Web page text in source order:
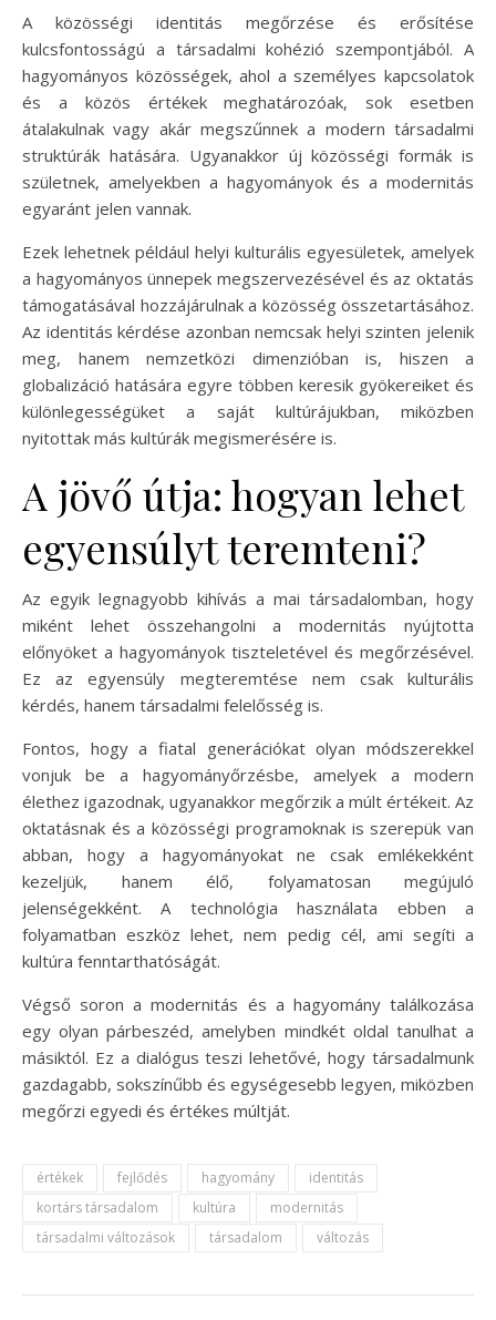
A közösségi identitás megőrzése és erősítése
kulcsfontosságú a társadalmi kohézió szempontjából. A
hagyományos közösségek, ahol a személyes kapcsolatok
és a közös értékek meghatározóak, sok esetben
átalakulnak vagy akár megszűnnek a modern társadalmi
struktúrák hatására. Ugyanakkor új közösségi formák is
születnek, amelyekben a hagyományok és a modernitás
egyaránt jelen vannak.
Ezek lehetnek például helyi kulturális egyesületek, amelyek
a hagyományos ünnepek megszervezésével és az oktatás
támogatásával hozzájárulnak a közösség összetartásához.
Az identitás kérdése azonban nemcsak helyi szinten jelenik
meg, hanem nemzetközi dimenzióban is, hiszen a
globalizáció hatására egyre többen keresik gyökereiket és
különlegességüket a saját kultúrájukban, miközben
nyitottak más kultúrák megismerésére is.
A jövő útja: hogyan lehet
egyensúlyt teremteni?
Az egyik legnagyobb kihívás a mai társadalomban, hogy
miként lehet összehangolni a modernitás nyújtotta
előnyöket a hagyományok tiszteletével és megőrzésével.
Ez az egyensúly megteremtése nem csak kulturális
kérdés, hanem társadalmi felelősség is.
Fontos, hogy a fiatal generációkat olyan módszerekkel
vonjuk be a hagyományőrzésbe, amelyek a modern
élethez igazodnak, ugyanakkor megőrzik a múlt értékeit. Az
oktatásnak és a közösségi programoknak is szerepük van
abban, hogy a hagyományokat ne csak emlékekként
kezeljük, hanem élő, folyamatosan megújuló
jelenségekként. A technológia használata ebben a
folyamatban eszköz lehet, nem pedig cél, ami segíti a
kultúra fenntarthatóságát.
Végső soron a modernitás és a hagyomány találkozása
egy olyan párbeszéd, amelyben mindkét oldal tanulhat a
másiktól. Ez a dialógus teszi lehetővé, hogy társadalmunk
gazdagabb, sokszínűbb és egységesebb legyen, miközben
megőrzi egyedi és értékes múltját.
értékek fejlődés hagyomány
identitás
kortárs társadalom
kultúra
modernitás
társadalmi változások
társadalom változás